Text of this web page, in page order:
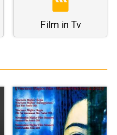
Film in Tv